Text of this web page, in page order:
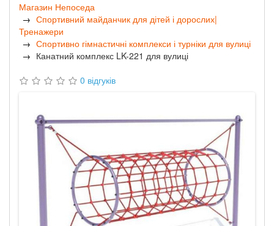
Магазин Непоседа
Спортивний майданчик для дітей і дорослих|
Тренажери
Спортивно гімнастичні комплекси і турніки для вулиці
Канатний комплекс LK-221 для вулиці
0 відгуків